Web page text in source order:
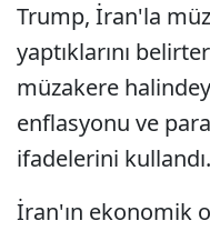
Trump, İran'la
yaptıklarını
müzakere
enflasyonu ve
ifadelerini kullandı.
İran'ın ekonomik